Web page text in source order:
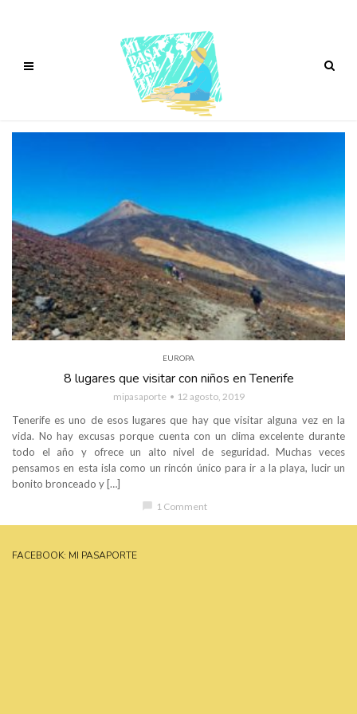
EUROPA
8 lugares que visitar con niños en Tenerife
mipasaporte 12 agosto, 2019
Tenerife es uno de esos lugares que hay que visitar alguna vez en la
vida. No hay excusas porque cuenta con un clima excelente durante
todo el año y ofrece un alto nivel de seguridad. Muchas veces
pensamos en esta isla como un rincón único para ir a la playa, lucir un
bonito bronceado y […]
chat_bubble 1 Comment
FACEBOOK: MI PASAPORTE